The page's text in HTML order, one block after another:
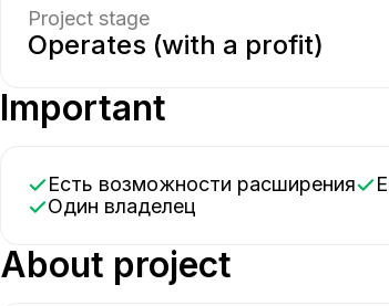
Project stage
Operates (with a profit)
Important
Есть возможности расширения
Один владелец
About project